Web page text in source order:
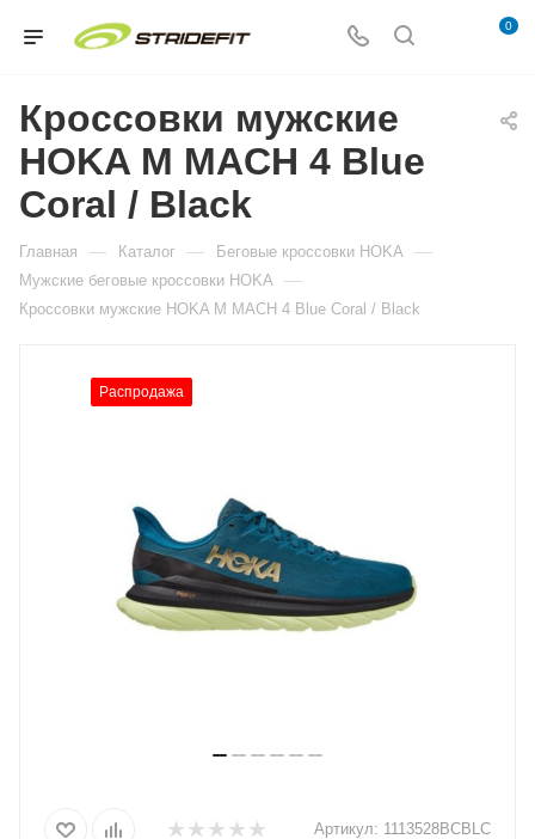
0
Кроссовки мужские
HOKA M MACH 4 Blue
Coral / Black
Главная — Каталог — Беговые кроссовки HOKA —
Мужские беговые кроссовки HOKA —
Кроссовки мужские HOKA M MACH 4 Blue Coral / Black
Распродажа
Артикул: 1113528BCBLC